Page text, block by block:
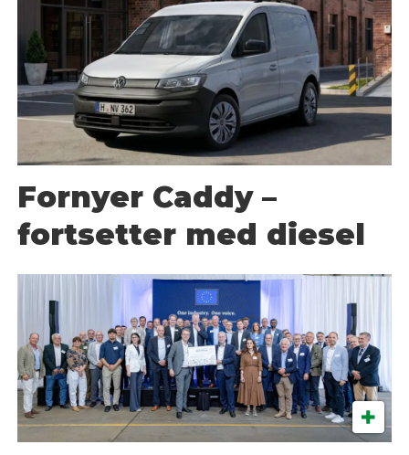
Fornyer Caddy –
fortsetter med diesel